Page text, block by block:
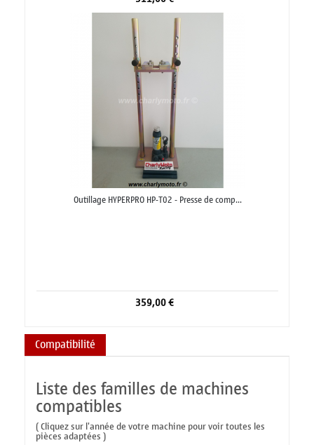
Outillage HYPERPRO HP-T02 - Presse de comp...
359,00 €
Compatibilité
Liste des familles de machines
compatibles
( Cliquez sur l'année de votre machine pour voir toutes les
pièces adaptées )